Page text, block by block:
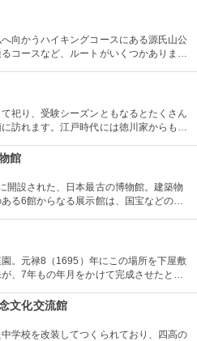
ショッピングビルとしておしゃれに改装
向かうハイキングコースにある源氏山公
コースなど、ルートがいくつかありま
園中央の頼朝像がシンボルです。
祀り、受験シーズンともなるとたくさん
訪れます。江戸時代には徳川家からも尊
本もの梅があり、毎年時期になるとかぐ
す。2月上旬〜3月上旬には梅祭りも開催
館
開設された、日本最古の博物館。建築物
る6館からなる展示館は、国宝などの歴
を販売するミュージアムショップや食事
併設されています。
。元禄8（1695）年にこの場所を下屋敷
、7年もの年月をかけて完成させたとい
川後楽園とで二大庭園とされていまし
今に伝える名園です。
文化交流館
学校を改装してつくられており、四高の